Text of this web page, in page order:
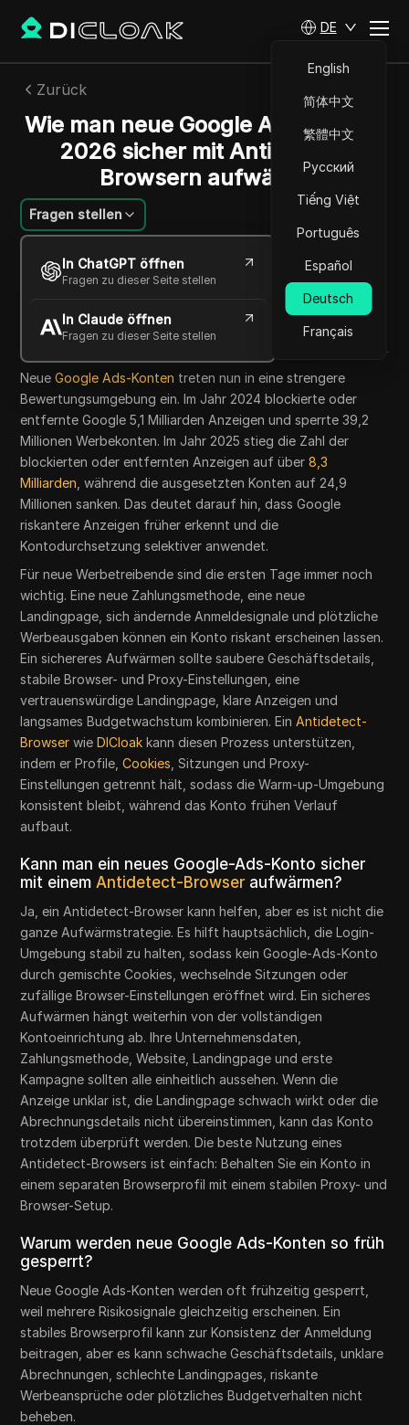
DE
English
简体中文
繁體中文
Русский
Tiếng Việt
Português
Español
Deutsch
Français
Zurück
Wie man neue Google Ads-Konten
2026 sicher mit Antidetect-
Browsern aufwärmt
Fragen stellen
In ChatGPT öffnen
Fragen zu dieser Seite stellen
In Claude öffnen
Fragen zu dieser Seite stellen
Ekaterina Ivanova
03 Juli 2026 5 min lesen
Copy Link
NeueGoogle Ads-Konten treten nun in eine strengere
Bewertungsumgebung ein. Im Jahr 2024 blockierte oder
entfernte Google 5,1 Milliarden Anzeigen und sperrte 39,2
Millionen Werbekonten. Im Jahr 2025 stieg die Zahl der
blockierten oder entfernten Anzeigen auf über8,3
Milliarden , während die ausgesetzten Konten auf 24,9
Millionen sanken. Das deutet darauf hin, dass Google
riskantere Anzeigen früher erkennt und die
Kontodurchsetzung selektiver anwendet.
Für neue Werbetreibende sind die ersten Tage immer noch
wichtig. Eine neue Zahlungsmethode, eine neue
Landingpage, sich ändernde Anmeldesignale und plötzliche
Werbeausgaben können ein Konto riskant erscheinen lassen.
Ein sichereres Aufwärmen sollte saubere Geschäftsdetails,
stabile Browser- und Proxy-Einstellungen, eine
vertrauenswürdige Landingpage, klare Anzeigen und
langsames Budgetwachstum kombinieren. EinAntidetect-
Browser wieDICloak kann diesen Prozess unterstützen,
indem er Profile,Cookies , Sitzungen und Proxy-
Einstellungen getrennt hält, sodass die Warm-up-Umgebung
konsistent bleibt, während das Konto frühen Verlauf
aufbaut.
Kann man ein neues Google-Ads-Konto sicher
mit einemAntidetect-Browser aufwärmen?
Ja, ein Antidetect-Browser kann helfen, aber es ist nicht die
ganze Aufwärmstrategie. Es hilft hauptsächlich, die Login-
Umgebung stabil zu halten, sodass kein Google-Ads-Konto
durch gemischte Cookies, wechselnde Sitzungen oder
zufällige Browser-Einstellungen eröffnet wird. Ein sicheres
Aufwärmen hängt weiterhin von der vollständigen
Kontoeinrichtung ab. Ihre Unternehmensdaten,
Zahlungsmethode, Website, Landingpage und erste
Kampagne sollten alle einheitlich aussehen. Wenn die
Anzeige unklar ist, die Landingpage schwach wirkt oder die
Abrechnungsdetails nicht übereinstimmen, kann das Konto
trotzdem überprüft werden. Die beste Nutzung eines
Antidetect-Browsers ist einfach: Behalten Sie ein Konto in
einem separaten Browserprofil mit einem stabilen Proxy- und
Browser-Setup.
Warum werden neue Google Ads-Konten so früh
gesperrt?
Neue Google Ads-Konten werden oft frühzeitig gesperrt,
weil mehrere Risikosignale gleichzeitig erscheinen. Ein
stabiles Browserprofil kann zur Konsistenz der Anmeldung
beitragen, aber es kann schwache Geschäftsdetails, unklare
Abrechnungen, schlechte Landingpages, riskante
Werbeansprüche oder plötzliches Budgetverhalten nicht
beheben.